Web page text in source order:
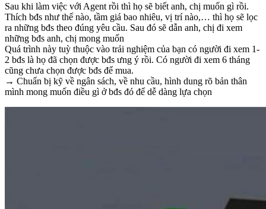
Sau khi làm việc với Agent rồi thì họ sẽ biết anh, chị muốn gì rồi.
Thích bđs như thế nào, tầm giá bao nhiêu, vị trí nào,… thì họ sẽ lọc
ra những bđs theo đúng yêu cầu. Sau đó sẽ dẫn anh, chị đi xem
những bđs anh, chị mong muốn
Quá trình này tuỳ thuộc vào trải nghiệm của bạn có người đi xem 1-
2 bđs là họ đã chọn được bđs ưng ý rồi. Có người đi xem 6 tháng
cũng chưa chọn được bđs để mua.
→ Chuẩn bị kỹ về ngân sách, về nhu cầu, hình dung rõ bản thân
mình mong muốn điều gì ở bđs đó để dễ dàng lựa chọn